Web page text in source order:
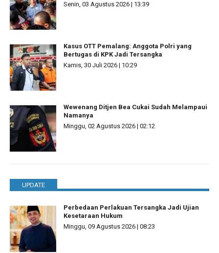
Senin, 03 Agustus 2026 | 13:39
Kasus OTT Pemalang: Anggota Polri yang
Bertugas di KPK Jadi Tersangka
Kamis, 30 Juli 2026 | 10:29
Wewenang Ditjen Bea Cukai Sudah Melampaui
Namanya
Minggu, 02 Agustus 2026 | 02:12
UPDATE
Perbedaan Perlakuan Tersangka Jadi Ujian
Kesetaraan Hukum
Minggu, 09 Agustus 2026 | 08:23